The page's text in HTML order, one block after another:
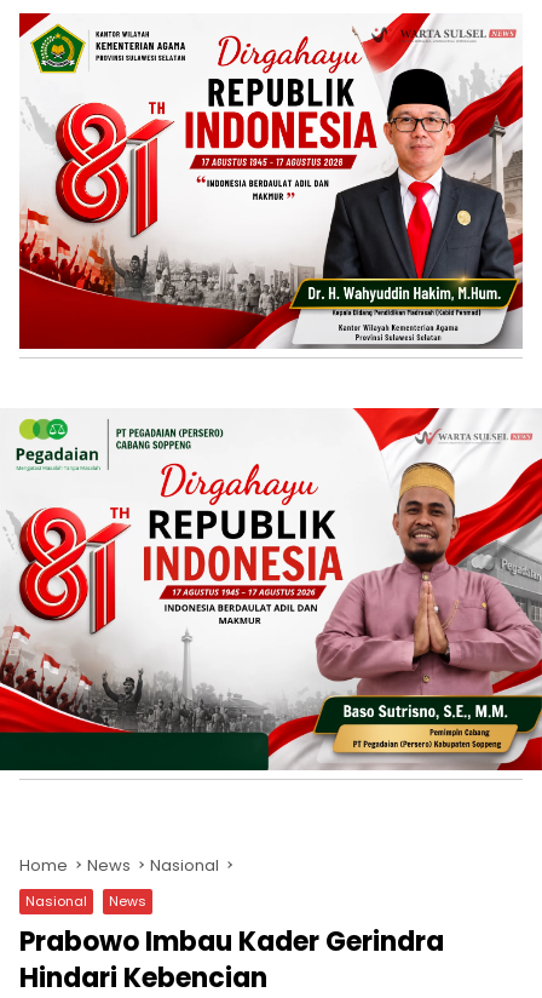
Home News Nasional
Nasional News
Prabowo Imbau Kader Gerindra
Hindari Kebencian